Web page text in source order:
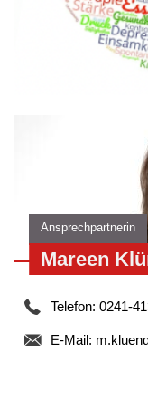
Ansprechpartnerin
Mareen
Telefon: 0241-
E-Mail: